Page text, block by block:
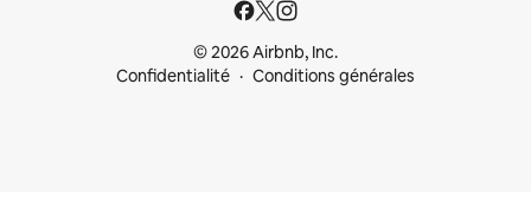
© 2026 Airbnb, Inc.
Confidentialité
Conditions générales